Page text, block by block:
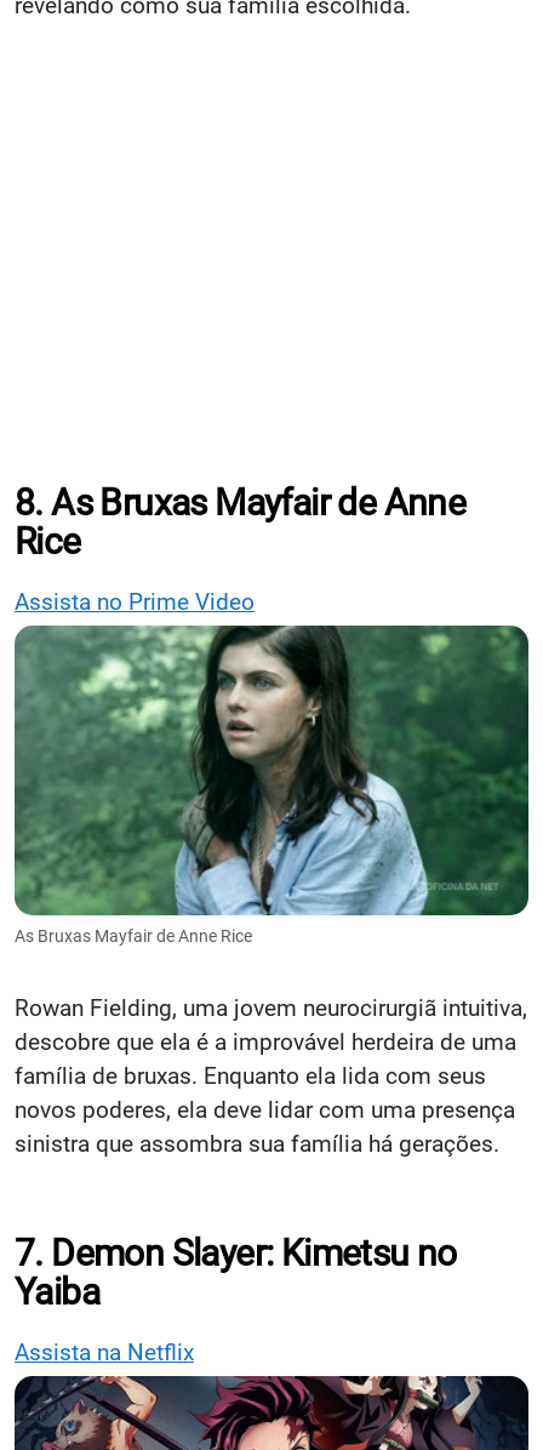
revelando como sua família escolhida.
8. As Bruxas Mayfair de Anne
Rice
Assista no Prime Video
As Bruxas Mayfair de Anne Rice
Rowan Fielding, uma jovem neurocirurgiã intuitiva,
descobre que ela é a improvável herdeira de uma
família de bruxas. Enquanto ela lida com seus
novos poderes, ela deve lidar com uma presença
sinistra que assombra sua família há gerações.
7. Demon Slayer: Kimetsu no
Yaiba
Assista na Netflix